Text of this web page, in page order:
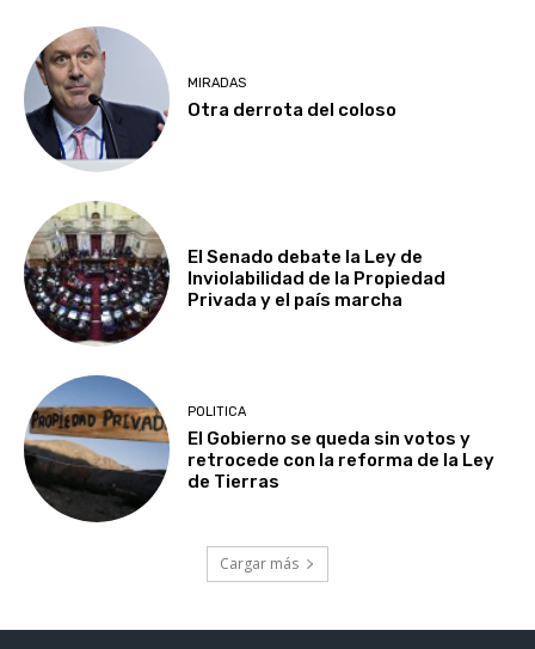
MIRADAS
Otra derrota del coloso
El Senado debate la Ley de
Inviolabilidad de la Propiedad
Privada y el país marcha
POLITICA
El Gobierno se queda sin votos y
retrocede con la reforma de la Ley
de Tierras
Cargar más